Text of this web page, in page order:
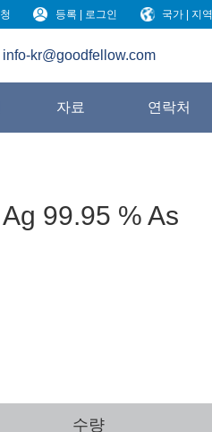
국가 | 지역
등록 | 로그인
info-kr@goodfellow.com
자료 연락처
99.95 % As
수량